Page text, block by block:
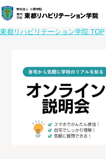
東都リハビリテーション学院 TOP